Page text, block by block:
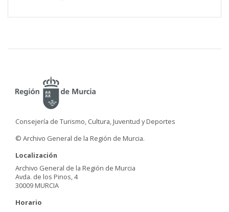
Consejería de Turismo, Cultura, Juventud y Deportes
© Archivo General de la Región de Murcia.
Localización
Archivo General de la Región de Murcia
Avda. de los Pinos, 4
30009 MURCIA
Horario